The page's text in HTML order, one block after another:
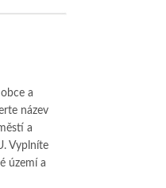
a
název
a
Vyplníte
území a